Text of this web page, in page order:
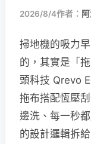
2026/8/4作者：
掃地機的吸力
的，其實是「
頭科技 Qrevo
拖布搭配恆壓
邊洗、每一秒
的設計邏輯拆